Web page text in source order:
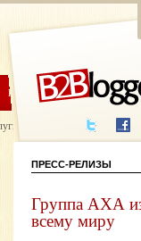
ЦЕНЫ ПОМОЩЬ
написания
ПРЕСС-РЕЛИЗЫ
Группа АХА
всему миру